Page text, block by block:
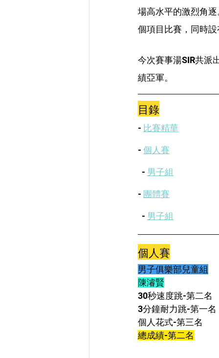
場高水平的激烈角
個項目比賽，同時
今次賽事湯SIR共派
績亞軍。
目錄
- 比賽精華
- 個人賽
  -
男子組
- 團體賽
  -
男子組
個人賽
男子俱樂部兒童組
陳濬賢
30秒速度跳-第二名
3分鐘耐力跳-第一名
個人花式-第三名
總成績-第二名